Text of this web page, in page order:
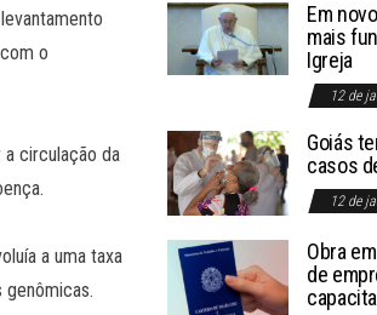
o
a circulação da
a uma taxa
Em
mais
Igreja
12 de
Goiás
casos
12 de
Obra
de